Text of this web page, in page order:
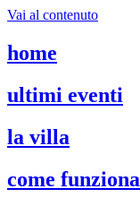
Vai al contenuto
home
ultimi eventi
la villa
come funziona